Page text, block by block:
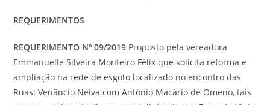
REQUERIMENTOS
REQUERIMENTO Nº 09/2019 Proposto pela vereadora
Emmanuelle Silveira Monteiro Félix que solicita reforma e
ampliação na rede de esgoto localizado no encontro das
Ruas: Venâncio Neiva com Antônio Macário de Omeno, tais